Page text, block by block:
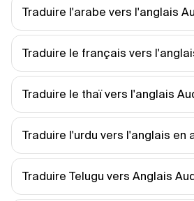
Traduire l'arabe vers l'anglais
Traduire le français vers
Traduire le thaï vers l'anglais
Traduire l'urdu vers l'anglais en
Traduire Telugu vers Anglais